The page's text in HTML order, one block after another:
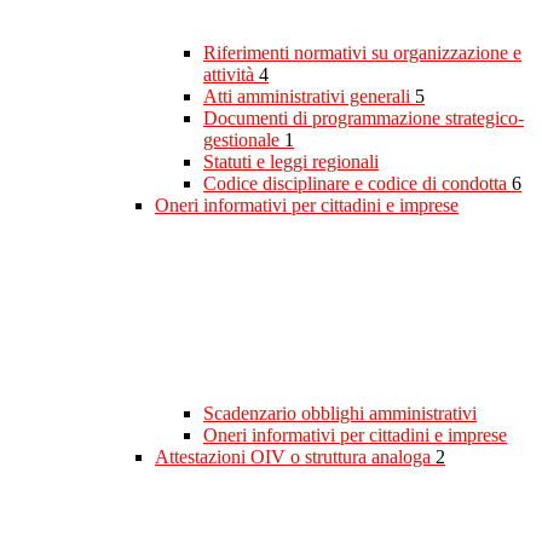
Riferimenti normativi su organizzazione e
attività 4
Atti amministrativi generali 5
Documenti di programmazione strategico-
gestionale 1
Statuti e leggi regionali
Codice disciplinare e codice di condotta 6
Oneri informativi per cittadini e imprese
Scadenzario obblighi amministrativi
Oneri informativi per cittadini e imprese
Attestazioni OIV o struttura analoga 2